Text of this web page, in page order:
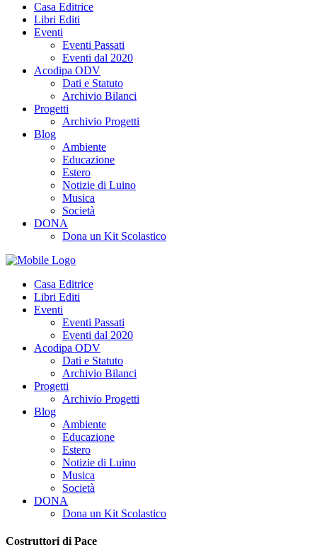
Casa Editrice
Libri Editi
Eventi
Eventi Passati
Eventi dal 2020
Acodipa ODV
Dati e Statuto
Archivio Bilanci
Progetti
Archivio Progetti
Blog
Ambiente
Educazione
Estero
Notizie di Luino
Musica
Società
DONA
Dona un Kit Scolastico
Casa Editrice
Libri Editi
Eventi
Eventi Passati
Eventi dal 2020
Acodipa ODV
Dati e Statuto
Archivio Bilanci
Progetti
Archivio Progetti
Blog
Ambiente
Educazione
Estero
Notizie di Luino
Musica
Società
DONA
Dona un Kit Scolastico
Costruttori di Pace